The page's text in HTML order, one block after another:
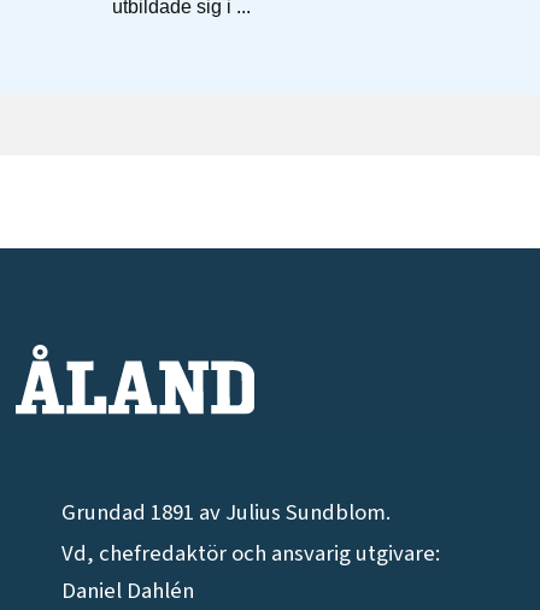
Grundad 1891 av Julius Sundblom.
Vd, chefredaktör och ansvarig utgivare:
Daniel Dahlén